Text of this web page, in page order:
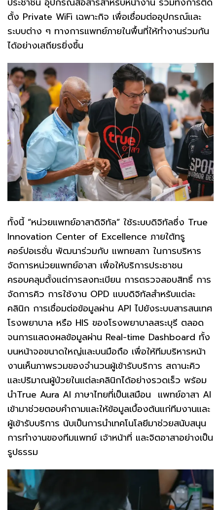
ตั้ง Private WiFi เฉพาะกิจ เพื่อเชื่อมต่ออุปกรณ์และ
ระบบต่าง ๆ ทางการแพทย์ภายในพื้นที่ให้ทำงานร่วมกัน
ได้อย่างเสถียรยิ่งขึ้น
ทั้งนี้ “หน่วยแพทย์อาสาดิจิทัล” ใช้ระบบดิจิทัลซึ่ง True
Innovation Center of Excellence ภายใต้ทรู
คอร์ปอเรชั่น พัฒนาร่วมกับ แพทยสภา ในการบริหาร
จัดการหน่วยแพทย์อาสา เพื่อให้บริการประชาชน
ครอบคลุมตั้งแต่การลงทะเบียน การตรวจสอบสิทธิ์ การ
จัดการคิว การใช้งาน OPD แบบดิจิทัลสำหรับแต่ละ
คลินิก การเชื่อมต่อข้อมูลผ่าน API ไปยังระบบสารสนเทศ
โรงพยาบาล หรือ HIS ของโรงพยาบาลสระบุรี ตลอด
จนการแสดงผลข้อมูลผ่าน Real-time Dashboard ทั้ง
บนหน้าจอขนาดใหญ่และบนมือถือ เพื่อให้ทีมบริหารหน้า
งานเห็นภาพรวมของจำนวนผู้เข้ารับบริการ สถานะคิว
และปริมาณผู้ป่วยในแต่ละคลินิกได้อย่างรวดเร็ว พร้อม
นำTrue Aura AI ภาษาไทยที่เป็นเสมือน แพทย์อาสา AI
เข้ามาช่วยตอบคำถามและให้ข้อมูลเบื้องต้นแก่ทีมงานและ
ผู้เข้ารับบริการ นับเป็นการนำเทคโนโลยีมาช่วยสนับสนุน
การทำงานของทีมแพทย์ เจ้าหน้าที่ และจิตอาสาอย่างเป็น
รูปธรรม